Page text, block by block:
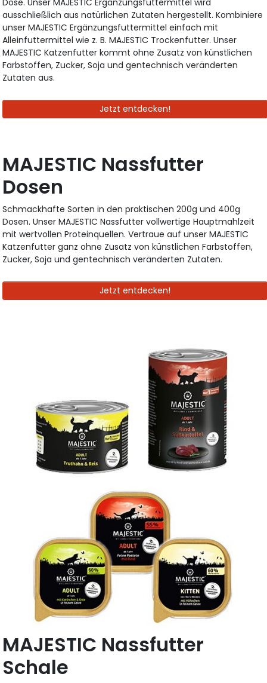
Dose. Unser MAJESTIC Ergänzungsfuttermittel wird
ausschließlich aus natürlichen Zutaten hergestellt. Kombiniere
unser MAJESTIC Ergänzungsfuttermittel einfach mit
Alleinfuttermittel wie z. B. MAJESTIC Trockenfutter. Unser
MAJESTIC Katzenfutter kommt ohne Zusatz von künstlichen
Farbstoffen, Zucker, Soja und gentechnisch veränderten
Zutaten aus.
Jetzt entdecken!
MAJESTIC Nassfutter
Dosen
Schmackhafte Sorten in den praktischen 200g und 400g
Dosen. Unser MAJESTIC Nassfutter vollwertige Hauptmahlzeit
mit wertvollen Proteinquellen. Vertraue auf unser MAJESTIC
Katzenfutter ganz ohne Zusatz von künstlichen Farbstoffen,
Zucker, Soja und gentechnisch veränderten Zutaten.
Jetzt entdecken!
MAJESTIC Nassfutter
Schale